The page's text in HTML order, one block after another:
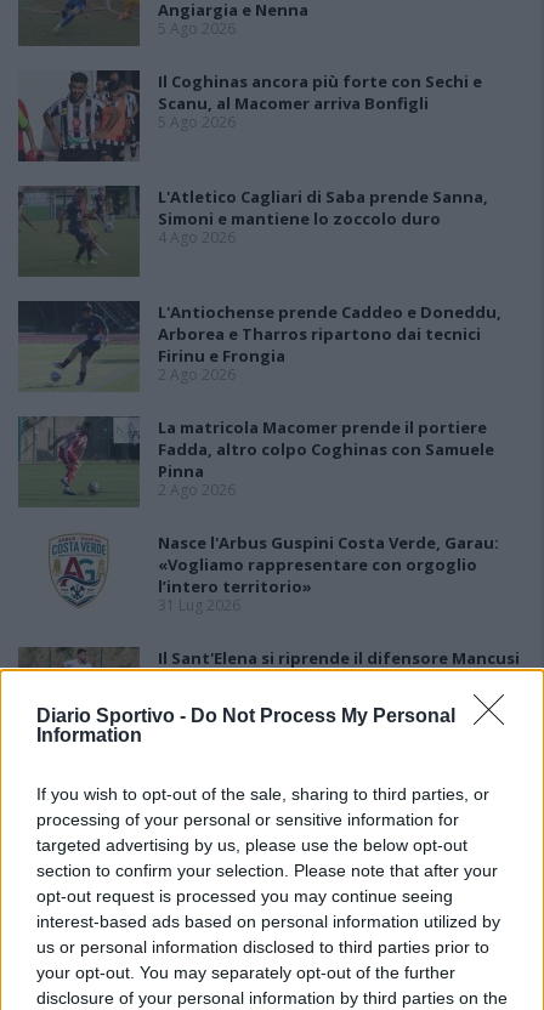
Diario Sportivo - Do Not Process My Personal
Information
If you wish to opt-out of the sale, sharing to third parties, or
processing of your personal or sensitive information for
targeted advertising by us, please use the below opt-out
section to confirm your selection. Please note that after your
opt-out request is processed you may continue seeing
interest-based ads based on personal information utilized by
us or personal information disclosed to third parties prior to
your opt-out. You may separately opt-out of the further
disclosure of your personal information by third parties on the
Angiargia e Nenna
5 Ago 2026
Il Coghinas ancora più forte con Sechi e
Scanu, al Macomer arriva Bonfigli
5 Ago 2026
L'Atletico Cagliari di Saba prende Sanna,
Simoni e mantiene lo zoccolo duro
4 Ago 2026
L'Antiochense prende Caddeo e Doneddu,
Arborea e Tharros ripartono dai tecnici
Firinu e Frongia
2 Ago 2026
La matricola Macomer prende il portiere
Fadda, altro colpo Coghinas con Samuele
Pinna
2 Ago 2026
Nasce l'Arbus Guspini Costa Verde, Garau:
«Vogliamo rappresentare con orgoglio
l’intero territorio»
31 Lug 2026
Il Sant'Elena si riprende il difensore Mancusi
28 Lug 2026